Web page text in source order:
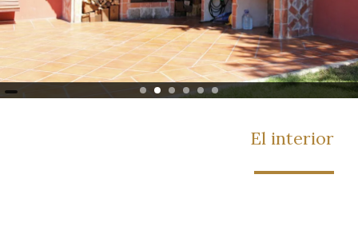
El interior